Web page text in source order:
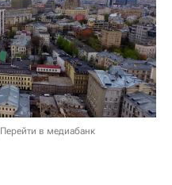
Перейти в медиабанк